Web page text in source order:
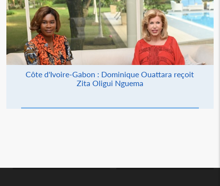
Côte d'Ivoire-Gabon : Dominique Ouattara reçoit
Zita Oligui Nguema